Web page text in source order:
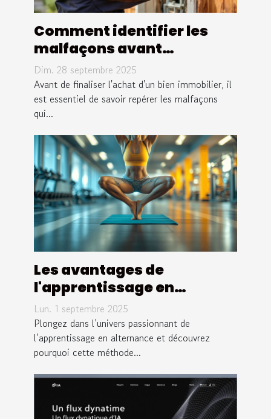
Comment identifier les
malfaçons avant
d'acheter un bien
immobilier ?
Dim. 28 septembre 2025
Avant de finaliser l'achat d'un bien immobilier, il
est essentiel de savoir repérer les malfaçons
qui...
Les avantages de
l'apprentissage en
alternance dans les
métiers du sport
Lun. 1 septembre 2025
Plongez dans l’univers passionnant de
l’apprentissage en alternance et découvrez
pourquoi cette méthode...